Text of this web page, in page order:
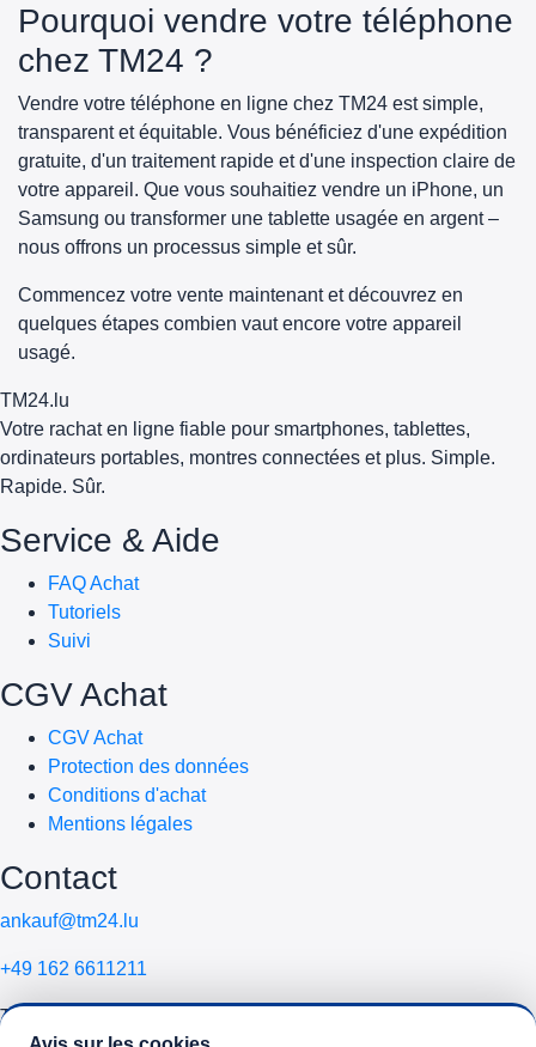
Pourquoi vendre votre téléphone
chez TM24 ?
Vendre votre téléphone en ligne chez TM24 est simple,
transparent et équitable. Vous bénéficiez d'une expédition
gratuite, d'un traitement rapide et d'une inspection claire de
votre appareil. Que vous souhaitiez vendre un iPhone, un
Samsung ou transformer une tablette usagée en argent –
nous offrons un processus simple et sûr.
Commencez votre vente maintenant et découvrez en
quelques étapes combien vaut encore votre appareil
usagé.
TM24.lu
Votre rachat en ligne fiable pour smartphones, tablettes,
ordinateurs portables, montres connectées et plus. Simple.
Rapide. Sûr.
Service & Aide
FAQ Achat
Tutoriels
Suivi
CGV Achat
CGV Achat
Protection des données
Conditions d'achat
Mentions légales
Contact
ankauf@tm24.lu
+49 162 6611211
Telemobile24 GmbH